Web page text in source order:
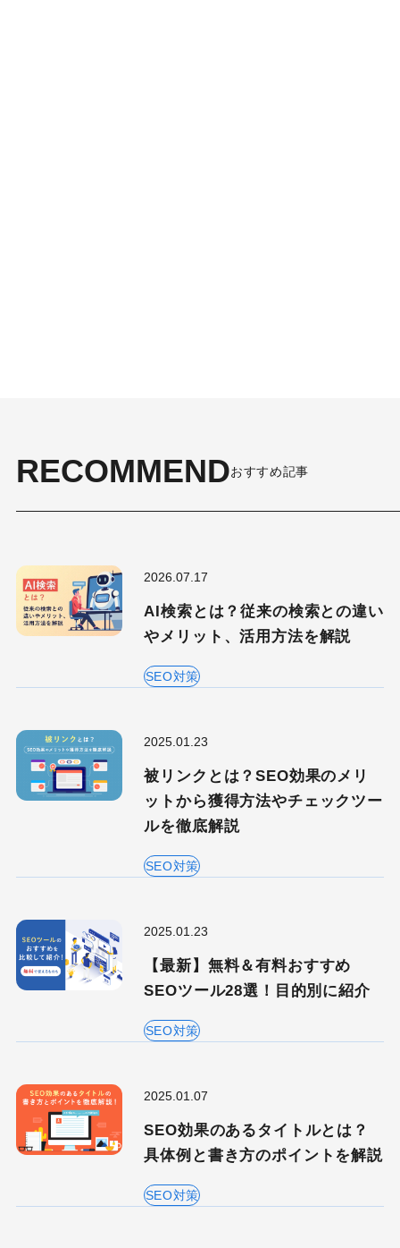
RECOMMENDおすすめ記事
2026.07.17
AI検索とは？従来の検索との違い
やメリット、活用方法を解説
SEO対策
2025.01.23
被リンクとは？SEO効果のメリ
ットから獲得方法やチェックツー
ルを徹底解説
SEO対策
2025.01.23
【最新】無料＆有料おすすめ
SEOツール28選！目的別に紹介
SEO対策
2025.01.07
SEO効果のあるタイトルとは？
具体例と書き方のポイントを解説
SEO対策